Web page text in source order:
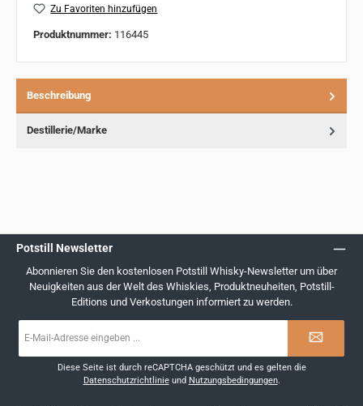
Zu Favoriten hinzufügen
Produktnummer: 116445
Beschreibung
Destillerie/Marke
Potstill Newsletter
Abonnieren Sie den kostenlosen Potstill Whisky-Newsletter um über
Neuigkeiten aus der Welt des Whiskies, Produktneuheiten, Potstill-
Editions und Verkostungen informiert zu werden.
Mail-
Diese Seite ist durch reCAPTCHA geschützt und es gelten die
Datenschutzrichtlinieund Nutzungsbedingungen.